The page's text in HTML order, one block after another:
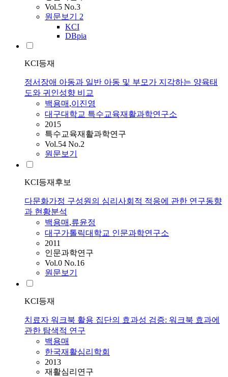
Vol.5 No.3
원문보기 2
KCI
DBpia
KCI등재
정서장애 아동과 일반 아동 및 부모가 지각하는 양육태
도와 귀인성향 비교
백용매 ,이진영
대구대학교 특수교육재활과학연구소
2015
특수교육재활과학연구
Vol.54 No.2
원문보기
KCI등재후보
다문화가정 구성원의 심리사회적 적응에 관한 연구동향
과 현황분석
백용매 ,류윤정
대구가톨릭대학교 인문과학연구소
2011
인문과학연구
Vol.0 No.16
원문보기
KCI등재
치료자 워크북 활용 집단의 효과성 검증: 워크북 효과에
관한 탐색적 연구
백용매
한국재활심리학회
2013
재활심리연구